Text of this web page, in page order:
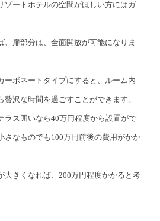
ゾートホテルの空間がほしい方にはガ
、扉部分は、全面開放が可能になりま
ーボネートタイプにすると、ルーム内
沢な時間を過ごすことができます。
ラス囲いなら40万円程度から設置がで
さなものでも100万円前後の費用がかか
大きくなれば、200万円程度かかると考